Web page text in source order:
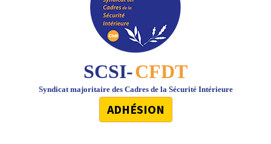
SCSI-CFDT
Syndicat majoritaire des Cadres de la Sécurité Intérieure
ADHÉSION